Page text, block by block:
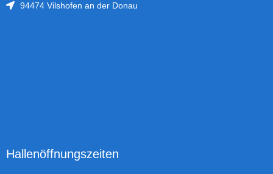
94474 Vilshofen an der Donau
Hallenöffnungszeiten